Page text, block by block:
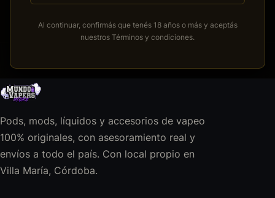
Al continuar, confirmás que tenés 18 años o más y aceptás
nuestros Términos y condiciones.
Pods, mods, líquidos y accesorios de vapeo
100% originales, con asesoramiento real y
envíos a todo el país. Con local propio en
Villa María, Córdoba.